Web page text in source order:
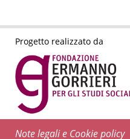
Progetto realizzato da
Note legali e Cookie policy